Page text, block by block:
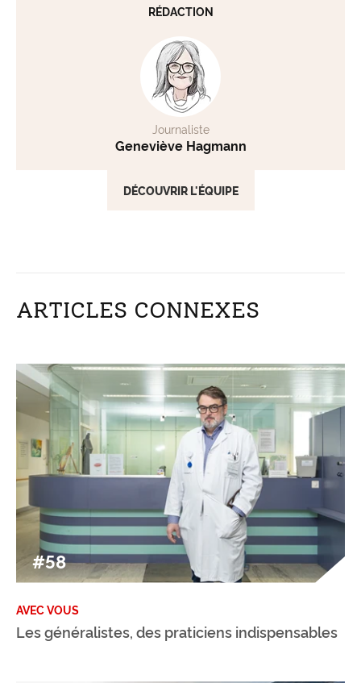
RÉDACTION
Journaliste
Geneviève Hagmann
DÉCOUVRIR L'ÉQUIPE
ARTICLES CONNEXES
#58
AVEC VOUS
Les généralistes, des praticiens indispensables